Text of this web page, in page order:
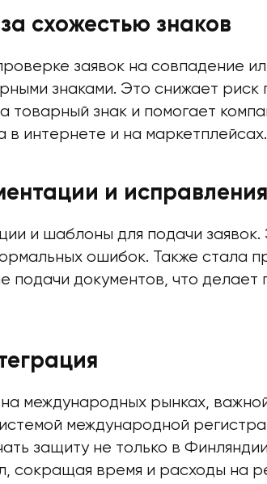
схожестью знаков
заявок на совпадение
знаками. Это снижает
знак и помогает
интернете и на маркетплейсах.
и
и шаблоны для подачи
ошибок. Также стала
подачи документов, что делает
международных рынках,
международной
защиту не только в
сокращая время и расходы на